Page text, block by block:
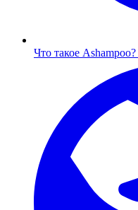
Что такое Ashampoo?